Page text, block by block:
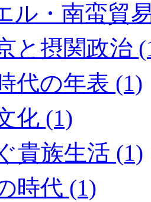
ル・南蛮貿
と摂関政治
代の年表 (1)
化 (1)
貴族生活 (1)
時代 (1)